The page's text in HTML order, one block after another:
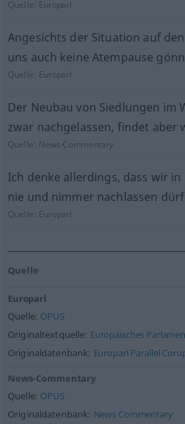
Quelle: Europarl
Angesichts der Situation auf
uns auch keine Atempause
Quelle: Europarl
Der Neubau von Siedlungen im
zwar nachgelassen, findet aber
Quelle: News-Commentary
Ich denke allerdings, dass wir
nie und nimmer nachlassen
Quelle: Europarl
Quelle
Europarl
Quelle: OPUS
Originaltextquelle: Europäisches
Originaldatenbank: Europarl Parallel
News-Commentary
Quelle: OPUS
Originaldatenbank: News Commentary